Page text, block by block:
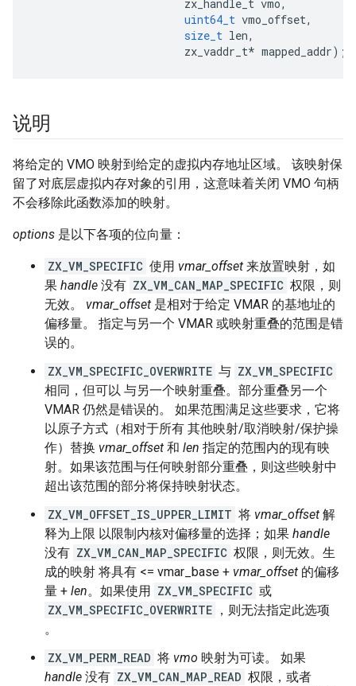
zx_handle_t vmo,
uint64_t vmo_offset,
size_t len,
zx_vaddr_t* mapped_addr);
说明
将给定的 VMO 映射到给定的虚拟内存地址区域。 该映射保
留了对底层虚拟内存对象的引用，这意味着关闭 VMO 句柄
不会移除此函数添加的映射。
options 是以下各项的位向量：
ZX_VM_SPECIFIC 使用 vmar_offset 来放置映射，如
果 handle 没有 ZX_VM_CAN_MAP_SPECIFIC 权限，则
无效。 vmar_offset 是相对于给定 VMAR 的基地址的
偏移量。 指定与另一个 VMAR 或映射重叠的范围是错
误的。
ZX_VM_SPECIFIC_OVERWRITE 与 ZX_VM_SPECIFIC
相同，但可以 与另一个映射重叠。部分重叠另一个
VMAR 仍然是错误的。 如果范围满足这些要求，它将
以原子方式（相对于所有 其他映射/取消映射/保护操
作）替换 vmar_offset 和 len 指定的范围内的现有映
射。如果该范围与任何映射部分重叠，则这些映射中
超出该范围的部分将保持映射状态。
ZX_VM_OFFSET_IS_UPPER_LIMIT 将 vmar_offset 解
释为上限 以限制内核对偏移量的选择；如果 handle
没有 ZX_VM_CAN_MAP_SPECIFIC 权限，则无效。生
成的映射 将具有 <= vmar_base + vmar_offset 的偏移
量 + len。如果使用 ZX_VM_SPECIFIC 或
ZX_VM_SPECIFIC_OVERWRITE ，则无法指定此选项
。
ZX_VM_PERM_READ 将 vmo 映射为可读。 如果
handle 没有 ZX_VM_CAN_MAP_READ 权限，或者